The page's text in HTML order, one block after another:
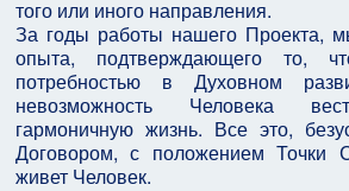
того или иного направления.
За годы работы нашего Проекта,
опыта, подтверждающего то,
потребностью в Духовном
невозможность Человека
гармоничную жизнь. Все это,
Договором, с положением Точки
живет Человек.